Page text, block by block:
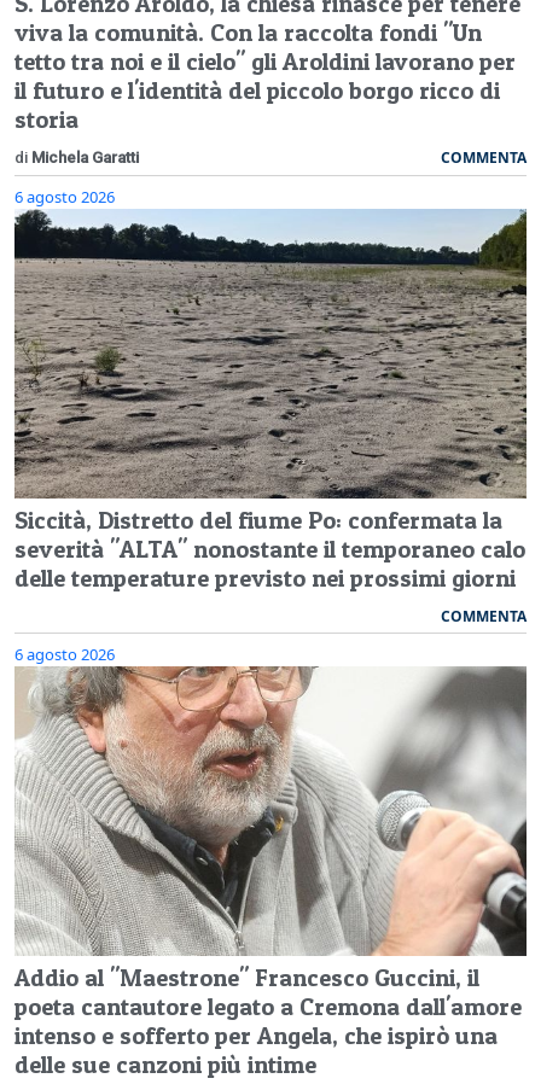
viva la comunità. Con la raccolta fondi "Un
tetto tra noi e il cielo" gli Aroldini lavorano per
il futuro e l'identità del piccolo borgo ricco di
storia
di Michela Garatti COMMENTA
6 agosto 2026
Siccità, Distretto del fiume Po: confermata la
severità "ALTA" nonostante il temporaneo calo
delle temperature previsto nei prossimi giorni
COMMENTA
6 agosto 2026
Addio al "Maestrone" Francesco Guccini, il
poeta cantautore legato a Cremona dall'amore
intenso e sofferto per Angela, che ispirò una
delle sue canzoni più intime